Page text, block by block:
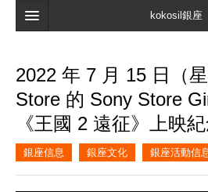
kokosil銀座
搜索
最新信息
口碑
我的頁面
2022 年 7 月 15 日（
Store 的 Sony Store
《王國 2 遠征》上映
銀座信息 銀座文化 銀座活動信